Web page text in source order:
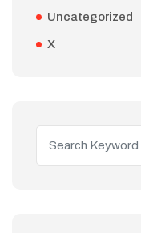
Uncategorized
X